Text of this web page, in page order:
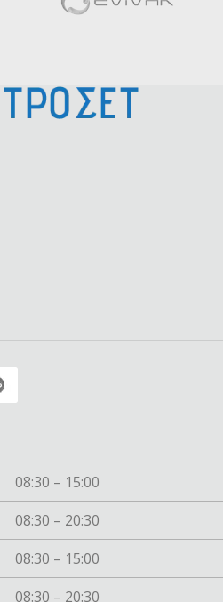
08:30 – 15:00
08:30 – 20:30
08:30 – 15:00
08:30 – 20:30